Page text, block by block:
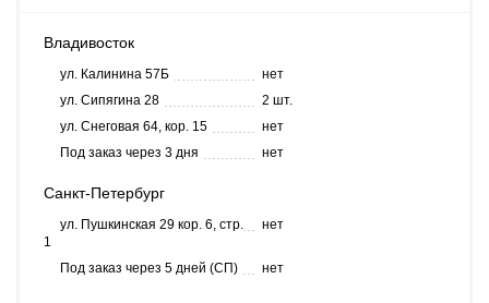
Владивосток
ул. Калинина 57Б
нет
ул. Сипягина 28
2 шт.
ул. Снеговая 64, кор. 15
нет
Под заказ через 3 дня
нет
Санкт-Петербург
ул. Пушкинская 29 кор. 6, стр.
1
нет
Под заказ через 5 дней (СП) нет